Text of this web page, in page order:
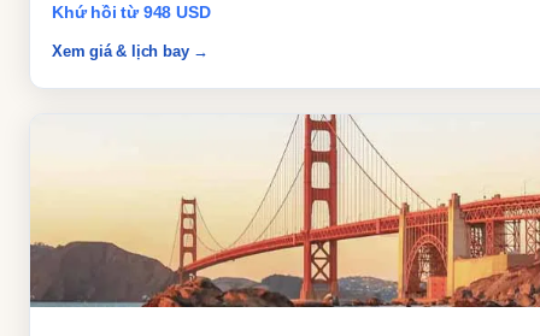
Khứ hồi từ 948 USD
Xem giá & lịch bay →